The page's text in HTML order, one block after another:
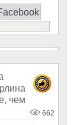
чем
662